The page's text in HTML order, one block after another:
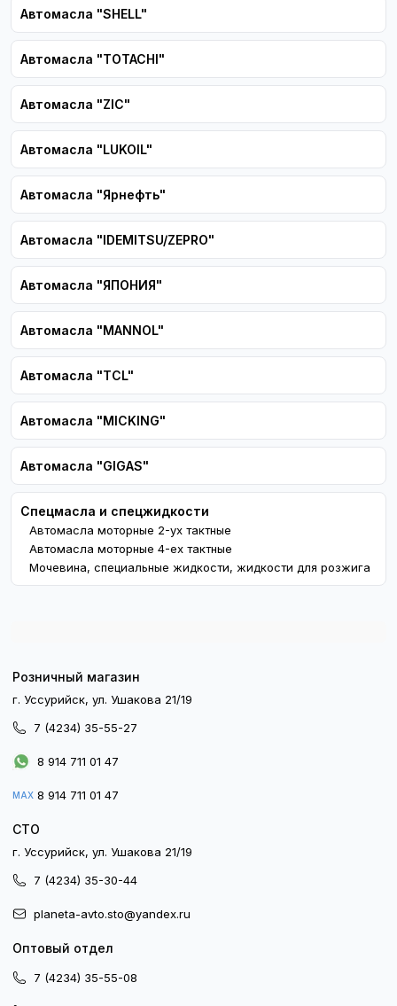
Автомасла "SHELL"
Автомасла "TOTACHI"
Автомасла "ZIC"
Автомасла "LUKOIL"
Автомасла "Ярнефть"
Автомасла "IDEMITSU/ZEPRO"
Автомасла "ЯПОНИЯ"
Автомасла "MANNOL"
Автомасла "TCL"
Автомасла "MICKING"
Автомасла "GIGAS"
Спецмасла и спецжидкости
Автомасла моторные 2-ух тактные
Автомасла моторные 4-ех тактные
Мочевина, специальные жидкости, жидкости для розжига
Розничный магазин
г. Уссурийск, ул. Ушакова 21/19
7 (4234) 35-55-27
8 914 711 01 47
MAX 8 914 711 01 47
СТО
г. Уссурийск, ул. Ушакова 21/19
7 (4234) 35-30-44
planeta-avto.sto@yandex.ru
Оптовый отдел
7 (4234) 35-55-08